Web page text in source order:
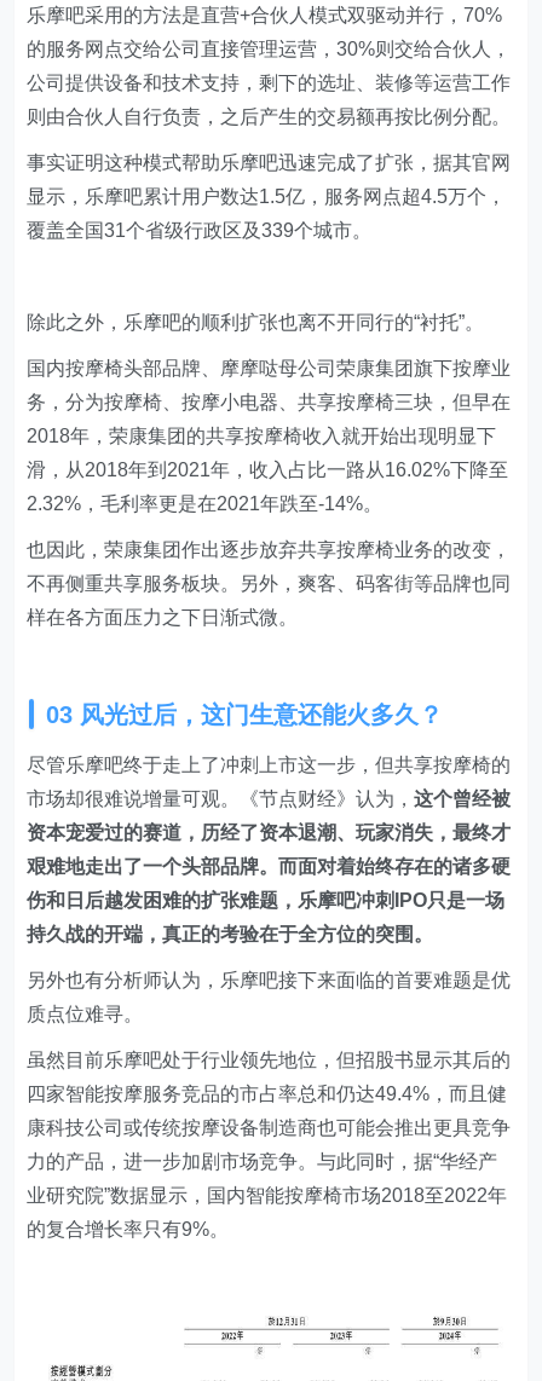
乐摩吧采用的方法是直营+合伙人模式双驱动并行，70%
的服务网点交给公司直接管理运营，30%则交给合伙人，
公司提供设备和技术支持，剩下的选址、装修等运营工作
则由合伙人自行负责，之后产生的交易额再按比例分配。
事实证明这种模式帮助乐摩吧迅速完成了扩张，据其官网
显示，乐摩吧累计用户数达1.5亿，服务网点超4.5万个，
覆盖全国31个省级行政区及339个城市。
除此之外，乐摩吧的顺利扩张也离不开同行的“衬托”。
国内按摩椅头部品牌、摩摩哒母公司荣康集团旗下按摩业
务，分为按摩椅、按摩小电器、共享按摩椅三块，但早在
2018年，荣康集团的共享按摩椅收入就开始出现明显下
滑，从2018年到2021年，收入占比一路从16.02%下降至
2.32%，毛利率更是在2021年跌至-14%。
也因此，荣康集团作出逐步放弃共享按摩椅业务的改变，
不再侧重共享服务板块。另外，爽客、码客街等品牌也同
样在各方面压力之下日渐式微。
03 风光过后，这门生意还能火多久？
尽管乐摩吧终于走上了冲刺上市这一步，但共享按摩椅的
市场却很难说增量可观。《节点财经》认为，这个曾经被
资本宠爱过的赛道，历经了资本退潮、玩家消失，最终才
艰难地走出了一个头部品牌。而面对着始终存在的诸多硬
伤和日后越发困难的扩张难题，乐摩吧冲刺IPO只是一场
持久战的开端，真正的考验在于全方位的突围。
另外也有分析师认为，乐摩吧接下来面临的首要难题是优
质点位难寻。
虽然目前乐摩吧处于行业领先地位，但招股书显示其后的
四家智能按摩服务竞品的市占率总和仍达49.4%，而且健
康科技公司或传统按摩设备制造商也可能会推出更具竞争
力的产品，进一步加剧市场竞争。与此同时，据“华经产
业研究院”数据显示，国内智能按摩椅市场2018至2022年
的复合增长率只有9%。